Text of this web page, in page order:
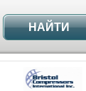
НАЙТИ